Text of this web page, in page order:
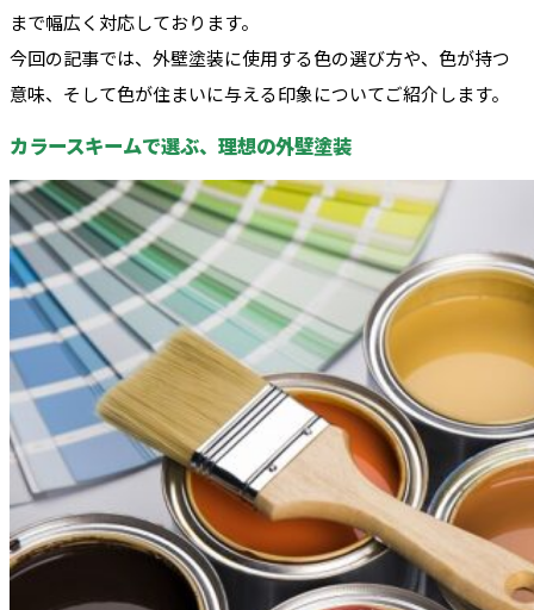
まで幅広く対応しております。
今回の記事では、外壁塗装に使用する色の選び方や、色が持つ
意味、そして色が住まいに与える印象についてご紹介します。
カラースキームで選ぶ、理想の外壁塗装